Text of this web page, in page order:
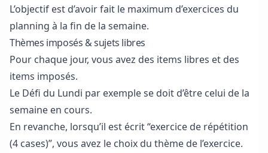
L’objectif est d’avoir fait le maximum d’exercices du
planning à la fin de la semaine.
Thèmes imposés & sujets libres
Pour chaque jour, vous avez des items libres et des
items imposés.
Le Défi du Lundi par exemple se doit d’être celui de la
semaine en cours.
En revanche, lorsqu’il est écrit “exercice de répétition
(4 cases)”, vous avez le choix du thème de l’exercice.